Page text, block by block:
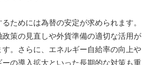
ためには為替の安定が求められます。
策の見直しや外貨準備の適切な活用が
す。さらに、エネルギー自給率の向上や
の導入拡大といった長期的な対策も重